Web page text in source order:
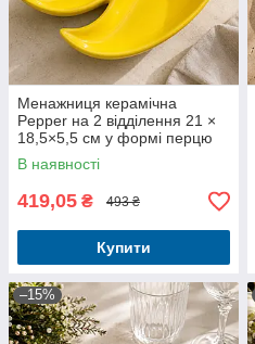
Менажниця керамічна
Pepper на 2 відділення 21 ×
18,5×5,5 см у формі перцю
В наявності
419,05 ₴ 493 ₴
Купити
–15%